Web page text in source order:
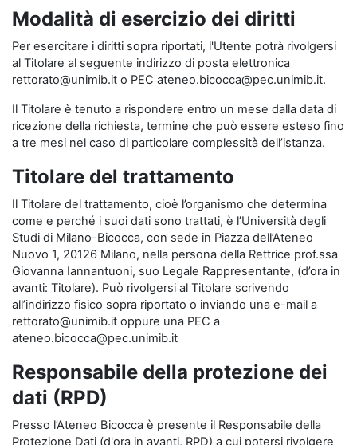
Modalità di esercizio dei diritti
Per esercitare i diritti sopra riportati, l'Utente potrà rivolgersi
al Titolare al seguente indirizzo di posta elettronica
rettorato@unimib.it o PEC ateneo.bicocca@pec.unimib.it.
Il Titolare è tenuto a rispondere entro un mese dalla data di
ricezione della richiesta, termine che può essere esteso fino
a tre mesi nel caso di particolare complessità dell’istanza.
Titolare del trattamento
Il Titolare del trattamento, cioè l’organismo che determina
come e perché i suoi dati sono trattati, è l’Università degli
Studi di Milano-Bicocca, con sede in Piazza dell’Ateneo
Nuovo 1, 20126 Milano, nella persona della Rettrice prof.ssa
Giovanna Iannantuoni, suo Legale Rappresentante, (d’ora in
avanti: Titolare). Può rivolgersi al Titolare scrivendo
all’indirizzo fisico sopra riportato o inviando una e-mail a
rettorato@unimib.it oppure una PEC a
ateneo.bicocca@pec.unimib.it
Responsabile della protezione dei
dati (RPD)
Presso l’Ateneo Bicocca è presente il Responsabile della
Protezione Dati (d'ora in avanti, RPD) a cui potersi rivolgere